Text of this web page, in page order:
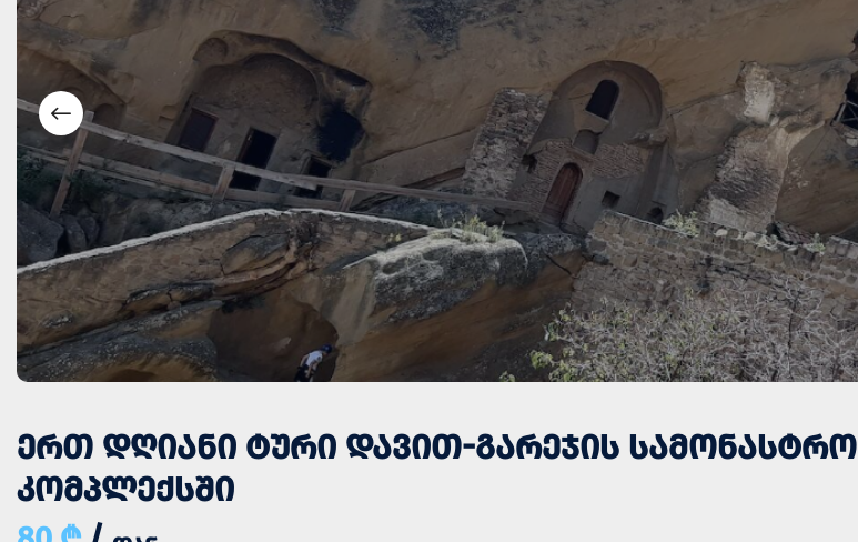
ᲔᲠᲗ ᲓᲦᲘᲐᲜᲘ ᲢᲣᲠᲘ ᲓᲐᲕᲘᲗ-ᲒᲐᲠᲔᲯᲘᲡ ᲡᲐᲛᲝᲜᲐᲡᲢᲠᲝ
ᲙᲝᲛᲞᲚᲔᲥᲡᲨᲘ